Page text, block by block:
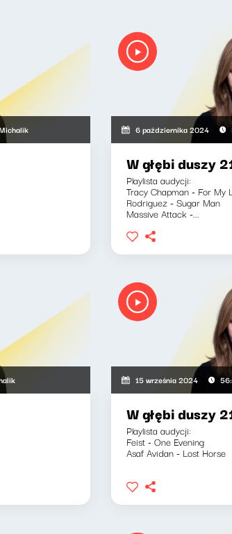
6 października 2024
W głębi duszy
Playlista audycji:
Tracy Chapman - For My
Rodriguez - Sugar Man
Massive Attack -...
15 września 2024
W głębi duszy
Playlista audycji:
Feist - One Evening
Asaf Avidan - Lost Horse